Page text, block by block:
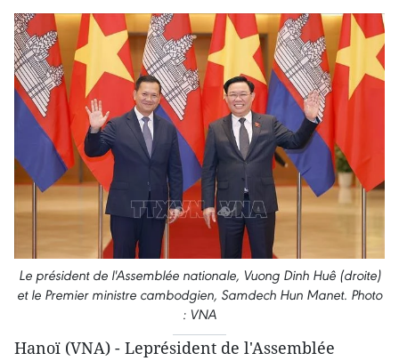
Le président de l'Assemblée nationale, Vuong Dinh Huê (droite)
et le Premier ministre cambodgien, Samdech Hun Manet. Photo
: VNA
Hanoï (VNA) - Leprésident de l'Assemblée